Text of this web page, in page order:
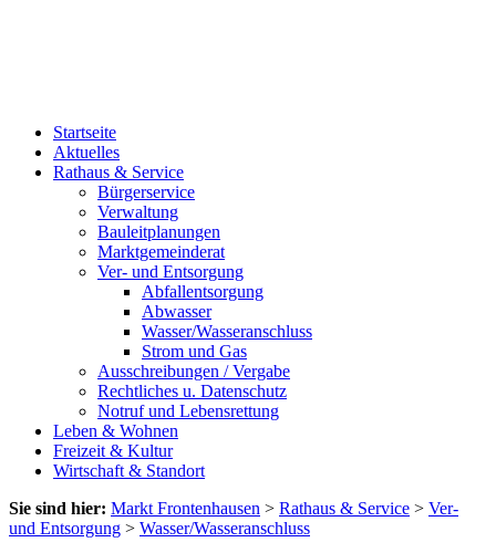
Startseite
Aktuelles
Rathaus & Service
Bürgerservice
Verwaltung
Bauleitplanungen
Marktgemeinderat
Ver- und Entsorgung
Abfallentsorgung
Abwasser
Wasser/Wasseranschluss
Strom und Gas
Ausschreibungen / Vergabe
Rechtliches u. Datenschutz
Notruf und Lebensrettung
Leben & Wohnen
Freizeit & Kultur
Wirtschaft & Standort
Sie sind hier: Markt Frontenhausen > Rathaus & Service > Ver-
und Entsorgung > Wasser/Wasseranschluss